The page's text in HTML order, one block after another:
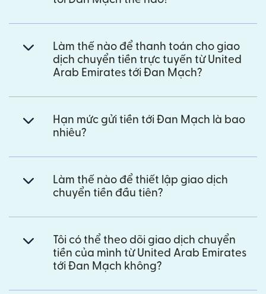
Làm thế nào để thanh toán cho giao
dịch chuyển tiền trực tuyến từ United
Arab Emirates tới Đan Mạch?
Hạn mức gửi tiền tới Đan Mạch là bao
nhiêu?
Làm thế nào để thiết lập giao dịch
chuyển tiền đầu tiên?
Tôi có thể theo dõi giao dịch chuyển
tiền của mình từ United Arab Emirates
tới Đan Mạch không?